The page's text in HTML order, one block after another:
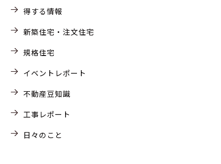
得する情報
新築住宅・注文住宅
規格住宅
イベントレポート
不動産豆知識
工事レポート
日々のこと